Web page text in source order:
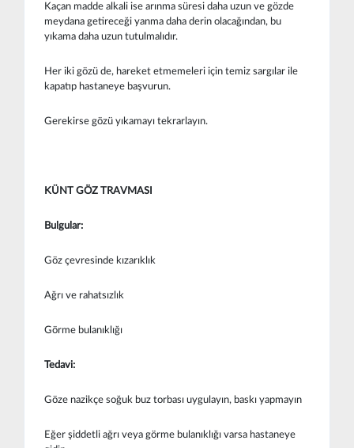
Kaçan madde alkali ise arınma süresi daha uzun ve gözde
meydana getireceği yanma daha derin olacağından, bu
yıkama daha uzun tutulmalıdır.
Her iki gözü de, hareket etmemeleri için temiz sargılar ile
kapatıp hastaneye başvurun.
Gerekirse gözü yıkamayı tekrarlayın.
KÜNT GÖZ TRAVMASI
Bulgular:
Göz çevresinde kızarıklık
Ağrı ve rahatsızlık
Görme bulanıklığı
Tedavi:
Göze nazikçe soğuk buz torbası uygulayın, baskı yapmayın
Eğer şiddetli ağrı veya görme bulanıklığı varsa hastaneye